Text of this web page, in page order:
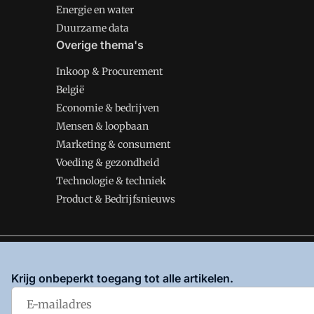
Energie en water
Duurzame data
Overige thema's
Inkoop & Procurement
België
Economie & bedrijven
Mensen & loopbaan
Marketing & consument
Voeding & gezondheid
Technologie & techniek
Product & Bedrijfsnieuws
enPrivacy en Cookie beleid |Privacy instellingen
Krijg onbeperkt toegang tot alle artikelen.